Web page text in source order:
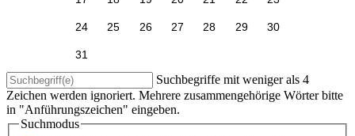
24 25 26 27 28 29 30
31
Suchbegriffe mit weniger als 4
Zeichen werden ignoriert. Mehrere zusammengehörige Wörter bitte
in "Anführungszeichen" eingeben.
Suchmodus